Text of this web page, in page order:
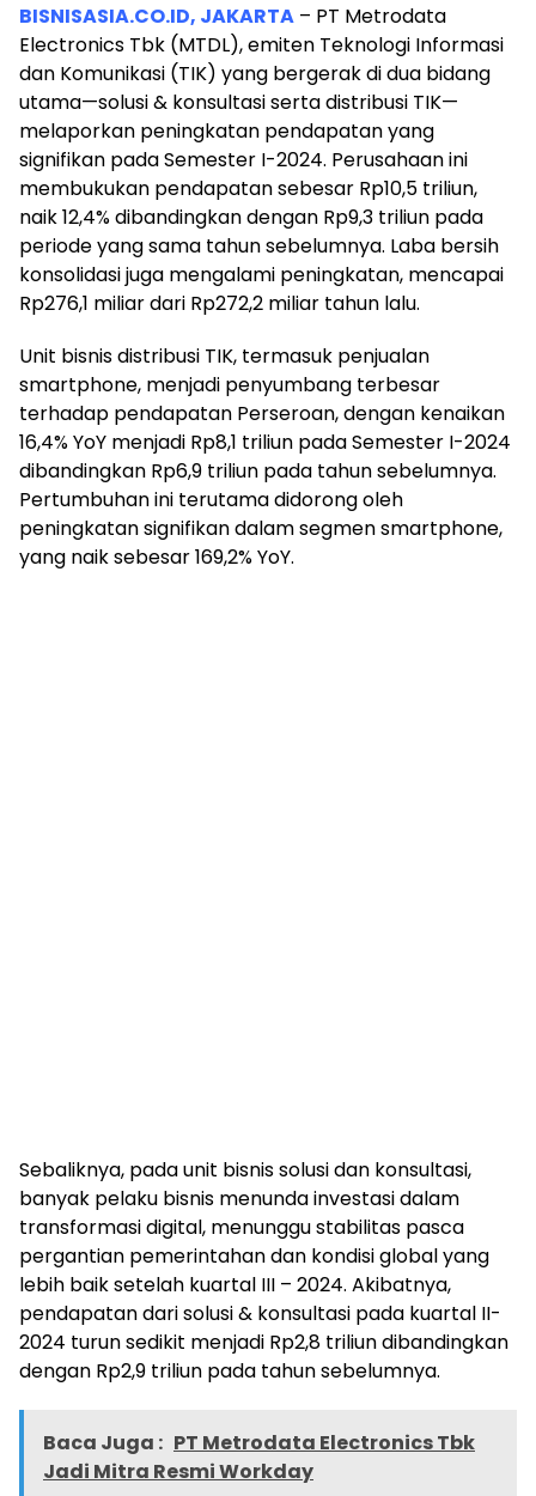
BISNISASIA.CO.ID, JAKARTA – PT Metrodata
Electronics Tbk (MTDL), emiten Teknologi Informasi
dan Komunikasi (TIK) yang bergerak di dua bidang
utama—solusi & konsultasi serta distribusi TIK—
melaporkan peningkatan pendapatan yang
signifikan pada Semester I-2024. Perusahaan ini
membukukan pendapatan sebesar Rp10,5 triliun,
naik 12,4% dibandingkan dengan Rp9,3 triliun pada
periode yang sama tahun sebelumnya. Laba bersih
konsolidasi juga mengalami peningkatan, mencapai
Rp276,1 miliar dari Rp272,2 miliar tahun lalu.
Unit bisnis distribusi TIK, termasuk penjualan
smartphone, menjadi penyumbang terbesar
terhadap pendapatan Perseroan, dengan kenaikan
16,4% YoY menjadi Rp8,1 triliun pada Semester I-2024
dibandingkan Rp6,9 triliun pada tahun sebelumnya.
Pertumbuhan ini terutama didorong oleh
peningkatan signifikan dalam segmen smartphone,
yang naik sebesar 169,2% YoY.
Sebaliknya, pada unit bisnis solusi dan konsultasi,
banyak pelaku bisnis menunda investasi dalam
transformasi digital, menunggu stabilitas pasca
pergantian pemerintahan dan kondisi global yang
lebih baik setelah kuartal III – 2024. Akibatnya,
pendapatan dari solusi & konsultasi pada kuartal II-
2024 turun sedikit menjadi Rp2,8 triliun dibandingkan
dengan Rp2,9 triliun pada tahun sebelumnya.
Baca Juga : PT Metrodata Electronics Tbk
Jadi Mitra Resmi Workday